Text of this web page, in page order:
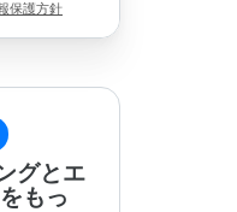
保護方針
グとエ
もっ